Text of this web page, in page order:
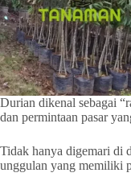
Durian dikenal sebagai
dan permintaan pasar
Tidak hanya digemari di
unggulan yang memiliki